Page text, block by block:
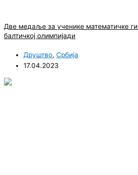
Две медаље за ученике математичке
балтичкој олимпијади
Друштво, Србија
17.04.2023